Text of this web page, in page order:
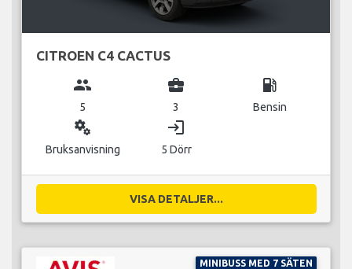
CITROEN C4 CACTUS
group
5
business_center
3
local_gas_station
Bensin
miscellaneous_services
Bruksanvisning
login
5 Dörr
VISA DETALJER...
MINIBUSS MED 7 SÄTEN